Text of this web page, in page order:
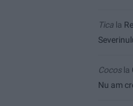
Tica la
Cocosla
Nu am